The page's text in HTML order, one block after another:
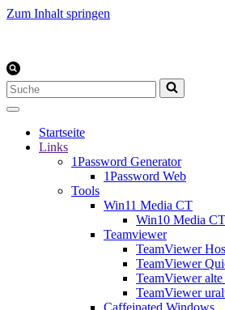
Zum Inhalt springen
Suchen
nach …
Startseite
Links
1Password Generator
1Password Web
Tools
Win11 Media CT
Win10 Media CT
Teamviewer
TeamViewer
TeamViewer
TeamViewer alte
TeamViewer
Caffeinated Windows